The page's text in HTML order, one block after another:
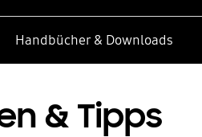
Handbücher & Downloads
& Tipps